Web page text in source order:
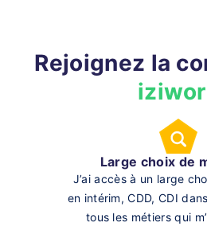
Rejoignez la
Large choix de
J’ai accès à un large
en intérim, CDD, CDI
tous les métiers qui